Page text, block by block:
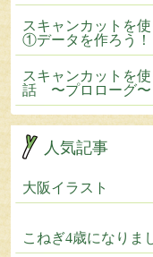
スキャンカットを
①データを作ろう
スキャンカットを
話 〜プロローグ
人気記事
大阪イラスト
こねぎ4歳になりま